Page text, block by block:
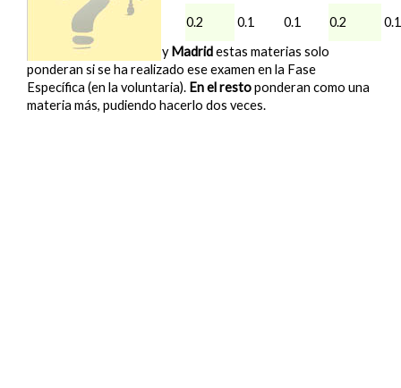
10.514 0.2 0.1 0.1 0.2
0.1
Baleares yMadridestas materias solo
ponderan si se ha realizado ese examen en la Fase
Específica (en la voluntaria). En el restoponderan como una
materia más, pudiendo hacerlo dos veces.